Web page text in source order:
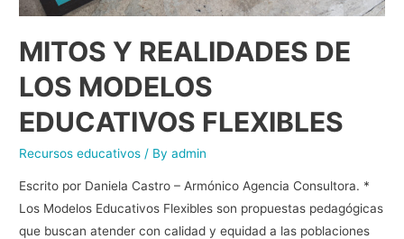
MITOS Y REALIDADES DE
LOS MODELOS
EDUCATIVOS FLEXIBLES
Recursos educativos / Byadmin
Escrito por Daniela Castro – Armónico Agencia Consultora. *
Los Modelos Educativos Flexibles son propuestas pedagógicas
que buscan atender con calidad y equidad a las poblaciones